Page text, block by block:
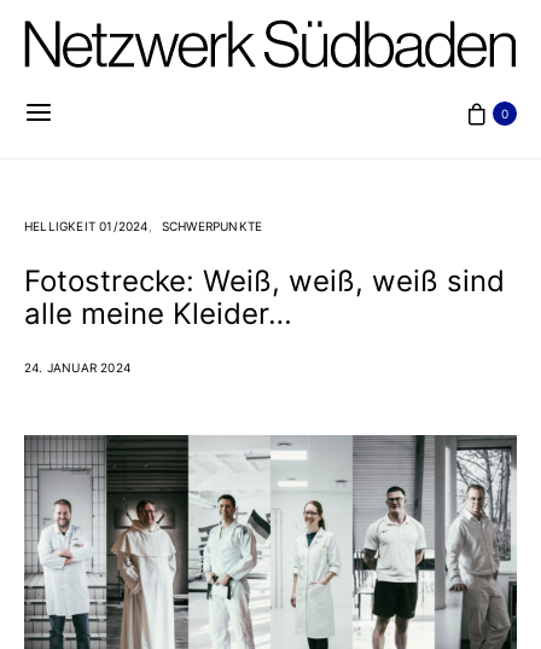
0
HELLIGKEIT 01/2024 SCHWERPUNKTE
Fotostrecke: Weiß, weiß, weiß sind
alle meine Kleider…
24. JANUAR 2024